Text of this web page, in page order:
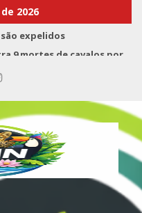
2026
9 mortes de cavalos por
de preços em produtos e até
na Cidade Nova
chegar perto de prefeita de
AM
fatal pertencia a Wanderley
viaturas e mais de 4 mil
da Segurança Pública